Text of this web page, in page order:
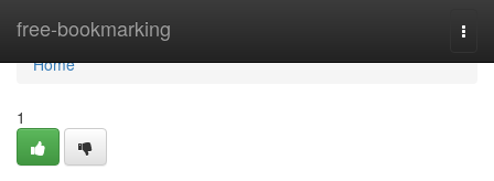
free-bookmarking
Home
Home
1